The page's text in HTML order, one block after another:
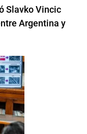
Slavko Vincic
Argentina y